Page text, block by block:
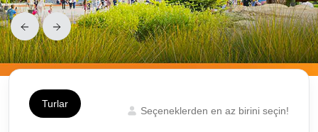
Turlar
Seçeneklerden en az birini seçin!